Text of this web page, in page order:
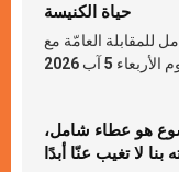
حياة الكنيسة
للمقابلة العامّة مع
5 آب 2026
هو عطاء شامل،
بنا لا تغيب عنّا أبدًا